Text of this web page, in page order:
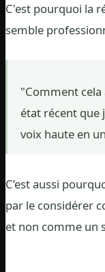
C'est pourquoi la
semble
"Comment
état récent que
voix haute en
C’est aussi
par le considérer
et non comme un